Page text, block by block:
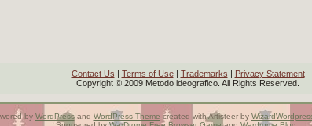
Contact Us | Terms of Use| Trademarks | Privacy Statement
Copyright © 2009 Metodo ideografico. All Rights Reserved.
by WordPressand WordPress Theme created with Artisteer by